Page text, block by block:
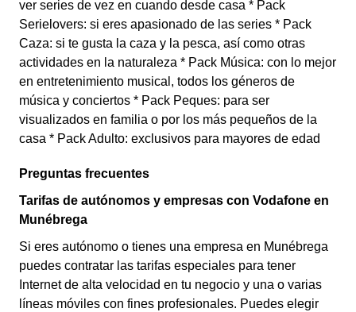
ver series de vez en cuando desde casa * Pack
Serielovers: si eres apasionado de las series * Pack
Caza: si te gusta la caza y la pesca, así como otras
actividades en la naturaleza * Pack Música: con lo mejor
en entretenimiento musical, todos los géneros de
música y conciertos * Pack Peques: para ser
visualizados en familia o por los más pequeños de la
casa * Pack Adulto: exclusivos para mayores de edad
Preguntas frecuentes
Tarifas de autónomos y empresas con Vodafone en
Munébrega
Si eres autónomo o tienes una empresa en Munébrega
puedes contratar las tarifas especiales para tener
Internet de alta velocidad en tu negocio y una o varias
líneas móviles con fines profesionales. Puedes elegir